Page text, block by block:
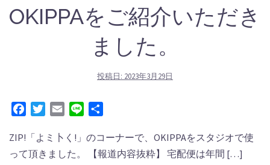
OKIPPAをご紹介いただき
ました。
投稿日: 2023年3月29日
FacebookTwitterEmail Line
ZIP!「よミ卜く!」のコーナーで、OKIPPAをスタジオで使
って頂きました。 【報道内容抜粋】 宅配便は年間 […]